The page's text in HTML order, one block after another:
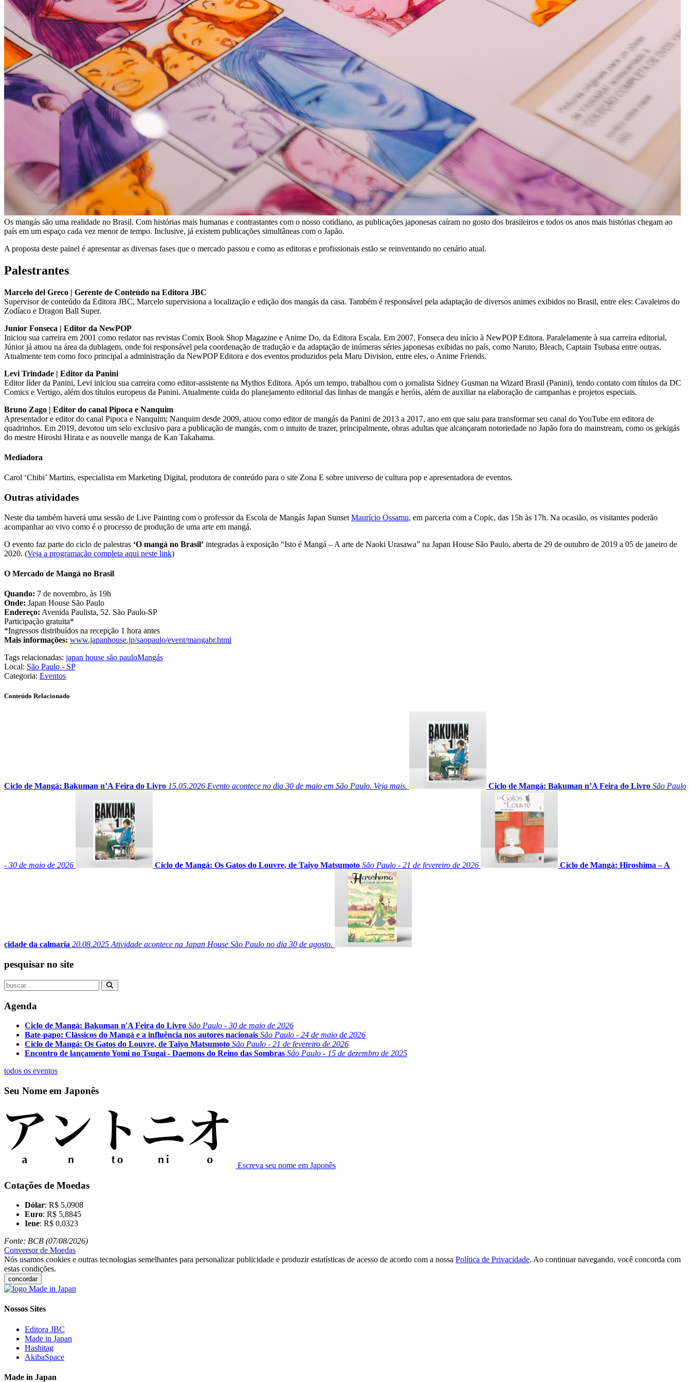
Os mangás são uma realidade no Brasil. Com histórias mais humanas e contrastantes com o nosso cotidiano, as publicações japonesas caíram no gosto dos brasileiros e todos os anos mais histórias chegam ao
país em um espaço cada vez menor de tempo. Inclusive, já existem publicações simultâneas com o Japão.
A proposta deste painel é apresentar as diversas fases que o mercado passou e como as editoras e profissionais estão se reinventando no cenário atual.
Palestrantes
Marcelo del Greco | Gerente de Conteúdo na Editora JBC
Supervisor de conteúdo da Editora JBC, Marcelo supervisiona a localização e edição dos mangás da casa. Também é responsável pela adaptação de diversos animes exibidos no Brasil, entre eles: Cavaleiros do
Zodíaco e Dragon Ball Super.
Junior Fonseca | Editor da NewPOP
Iniciou sua carreira em 2001 como redator nas revistas Comix Book Shop Magazine e Anime Do, da Editora Escala. Em 2007, Fonseca deu início à NewPOP Editora. Paralelamente à sua carreira editorial,
Júnior já atuou na área da dublagem, onde foi responsável pela coordenação de tradução e da adaptação de inúmeras séries japonesas exibidas no país, como Naruto, Bleach, Captain Tsubasa entre outras.
Atualmente tem como foco principal a administração da NewPOP Editora e dos eventos produzidos pela Maru Division, entre eles, o Anime Friends.
Levi Trindade | Editor da Panini
Editor líder da Panini, Levi iniciou sua carreira como editor-assistente na Mythos Editora. Após um tempo, trabalhou com o jornalista Sidney Gusman na Wizard Brasil (Panini), tendo contato com títulos da DC
Comics e Vertigo, além dos títulos europeus da Panini. Atualmente cuida do planejamento editorial das linhas de mangás e heróis, além de auxiliar na elaboração de campanhas e projetos especiais.
Bruno Zago | Editor do canal Pipoca e Nanquim
Apresentador e editor do canal Pipoca e Nanquim; Nanquim desde 2009, atuou como editor de mangás da Panini de 2013 a 2017, ano em que saiu para transformar seu canal do YouTube em editora de
quadrinhos. Em 2019, devotou um selo exclusivo para a publicação de mangás, com o intuito de trazer, principalmente, obras adultas que alcançaram notoriedade no Japão fora do mainstream, como os gekigás
do mestre Hiroshi Hirata e as nouvelle manga de Kan Takahama.
Mediadora
Carol ‘Chibi’ Martins, especialista em Marketing Digital, produtora de conteúdo para o site Zona E sobre universo de cultura pop e apresentadora de eventos.
Outras atividades
Neste dia também haverá uma sessão de Live Painting com o professor da Escola de Mangás Japan Sunset Maurício Ossamu, em parceria com a Copic, das 15h às 17h. Na ocasião, os visitantes poderão
acompanhar ao vivo como é o processo de produção de uma arte em mangá.
O evento faz parte do ciclo de palestras ‘O mangá no Brasil’ integradas à exposição “Isto é Mangá – A arte de Naoki Urasawa” na Japan House São Paulo, aberta de 29 de outubro de 2019 a 05 de janeiro de
2020. (Veja a programação completa aqui neste link)
O Mercado de Mangá no Brasil
Quando: 7 de novembro, às 19h
Onde: Japan House São Paulo
Endereço: Avenida Paulista, 52. São Paulo-SP
Participação gratuita*
*Ingressos distribuídos na recepção 1 hora antes
Mais informações: www.japanhouse.jp/saopaulo/event/mangabr.html
Tags relacionadas: japan house são pauloMangás
Local: São Paulo - SP
Categoria: Eventos
Conteúdo Relacionado
Ciclo de Mangá: Bakuman n’A Feira do Livro 15.05.2026 Evento acontece no dia 30 de maio em São Paulo. Veja mais. Ciclo de Mangá: Bakuman n’A Feira do Livro São Paulo
- 30 de maio de 2026 Ciclo de Mangá: Os Gatos do Louvre, de Taiyo Matsumoto São Paulo - 21 de fevereiro de 2026 Ciclo de Mangá: Hiroshima – A
cidade da calmaria 20.08.2025Atividade acontece na Japan House São Paulo no dia 30 de agosto.
pesquisar no site
Agenda
Ciclo de Mangá: Bakuman n'A Feira do Livro São Paulo - 30 de maio de 2026
Bate-papo: Clássicos do Mangá e a influência nos autores nacionais São Paulo - 24 de maio de 2026
Ciclo de Mangá: Os Gatos do Louvre, de Taiyo Matsumoto São Paulo - 21 de fevereiro de 2026
Encontro de lançamento Yomi no Tsugai - Daemons do Reino das Sombras São Paulo - 15 de dezembro de 2025
todos os eventos
Seu Nome em Japonês
Escreva seu nome em Japonês
Cotações de Moedas
Dólar: R$ 5,0908
Euro: R$ 5,8845
Iene: R$ 0,0323
Fonte: BCB (07/08/2026)
Conversor de Moedas
Nós usamos cookies e outras tecnologias semelhantes para personalizar publicidade e produzir estatísticas de acesso de acordo com a nossa Política de Privacidade. Ao continuar navegando, você concorda com
estas condições.
concordar
Nossos Sites
Editora JBC
Made in Japan
Hashitag
AkibaSpace
Made in Japan